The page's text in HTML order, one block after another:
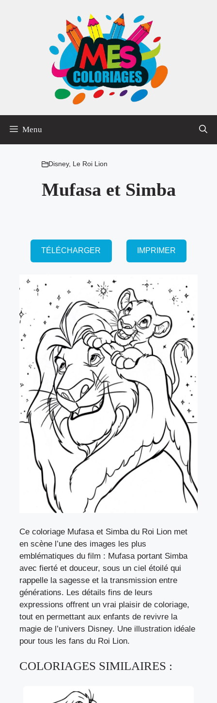
Menu
Disney, Le Roi Lion
Mufasa et Simba
TÉLÉCHARGER IMPRIMER
Ce coloriage Mufasa et Simba du Roi Lion met
en scène l’une des images les plus
emblématiques du film : Mufasa portant Simba
avec fierté et douceur, sous un ciel étoilé qui
rappelle la sagesse et la transmission entre
générations. Les détails fins de leurs
expressions offrent un vrai plaisir de coloriage,
tout en permettant aux enfants de revivre la
magie de l’univers Disney. Une illustration idéale
pour tous les fans du Roi Lion.
COLORIAGES SIMILAIRES :